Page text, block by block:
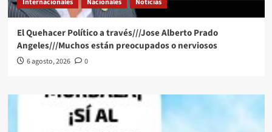
El Quehacer Político a través///Jose Alberto Prado
Angeles///Muchos están preocupados o nerviosos
6 agosto, 2026 0